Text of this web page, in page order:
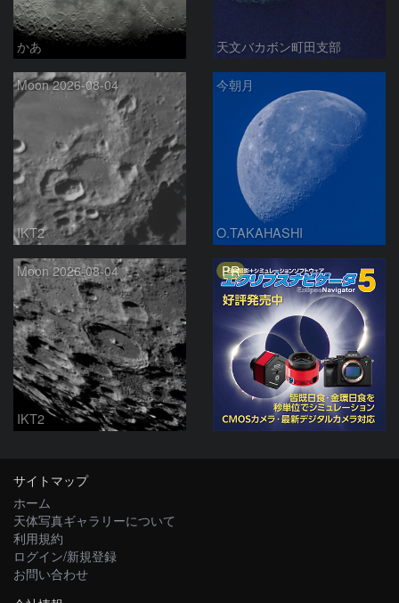
かあ 天文バカボン町田支部
Moon 2026-08-04
IKT2
今朝月
O.TAKAHASHI
Moon 2026-08-04
IKT2
PR
サイトマップ
ホーム
天体写真ギャラリーについて
利用規約
ログイン/新規登録
お問い合わせ